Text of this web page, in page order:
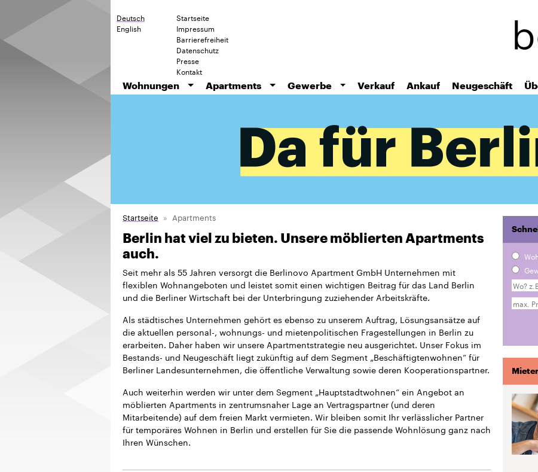
Deutsch
English
Startseite
Impressum
Barrierefreiheit
Datenschutz
Presse
Kontakt
Wohnungen
Apartments Gewerbe Verkauf Ankauf Neugeschäft
Startseite Apartments
Berlin hat viel zu bieten. Unsere möblierten Apartments
auch.
Seit mehr als 55 Jahren versorgt die Berlinovo Apartment GmbH Unternehmen mit
flexiblen Wohnangeboten und leistet somit einen wichtigen Beitrag für das Land Berlin
und die Berliner Wirtschaft bei der Unterbringung zuziehender Arbeitskräfte.
Als städtisches Unternehmen gehört es ebenso zu unserem Auftrag, Lösungsansätze auf
die aktuellen personal-, wohnungs- und mietenpolitischen Fragestellungen in Berlin zu
erarbeiten. Daher haben wir unsere Apartmentstrategie neu ausgerichtet. Unser Fokus im
Bestands- und Neugeschäft liegt zukünftig auf dem Segment „Beschäftigtenwohnen“ für
Berliner Landesunternehmen, die öffentliche Verwaltung sowie deren Kooperationspartner.
Auch weiterhin werden wir unter dem Segment „Hauptstadtwohnen“ ein Angebot an
möblierten Apartments in zentrumsnaher Lage an Vertragspartner (und deren
Mitarbeitende) auf dem freien Markt vermieten. Wir bleiben somit Ihr verlässlicher Partner
für temporäres Wohnen in Berlin und erstellen für Sie die passende Wohnlösung ganz nach
Ihren Wünschen.